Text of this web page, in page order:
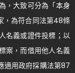
大致可分為「本身
，為符合同法第48條
名義或證件投標；以
案，而借用他人名義
適用政府採購法第87